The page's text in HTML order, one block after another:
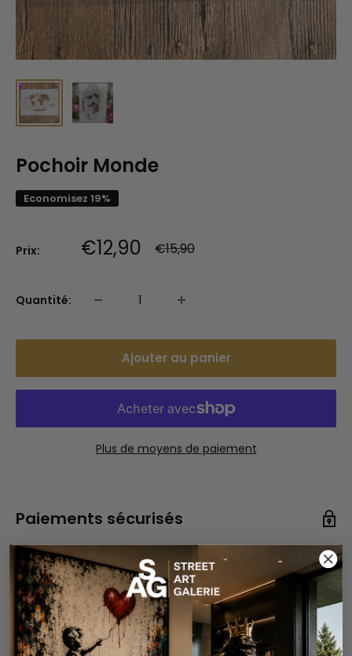
Pochoir Monde
Economisez 19%
Prix: Prix
réduit
€12,90 Prix
normal
€15,90
Quantité:
Ajouter au panier
Plus de moyens de paiement
Paiements sécurisés
Vos informations de paiement sont gérées de manière
sécurisée. Nous ne stockons ni ne pouvons récupérer